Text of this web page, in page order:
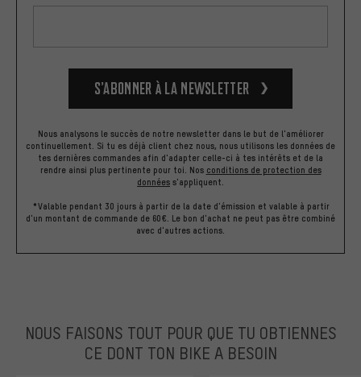
S’abonner à la newsletter
Nous analysons le succès de notre newsletter dans le but de l'améliorer
continuellement. Si tu es déjà client chez nous, nous utilisons les données de
tes dernières commandes afin d'adapter celle-ci à tes intérêts et de la
rendre ainsi plus pertinente pour toi. Nos conditions de protection des
données s'appliquent.
*Valable pendant 30 jours à partir de la date d'émission et valable à partir
d'un montant de commande de 60€. Le bon d'achat ne peut pas être combiné
avec d'autres actions.
NOUS FAISONS TOUT POUR QUE TU OBTIENNES
CE DONT TON BIKE A BESOIN